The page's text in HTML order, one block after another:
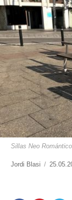
Sillas Neo
https://
Jordi Blasi